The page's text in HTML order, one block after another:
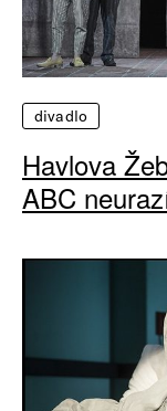
divadlo
Havlova
ABC